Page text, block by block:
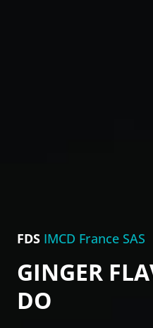
GINGER
DO
FDS IMCD France SAS